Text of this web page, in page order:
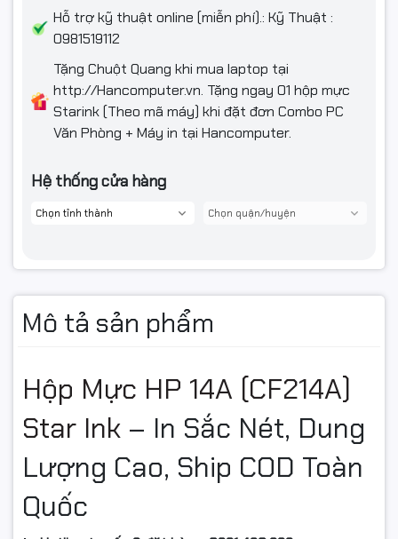
Hỗ trợ kỹ thuật online (miễn phí).: Kỹ Thuật :
0981519112
Tặng Chuột Quang khi mua laptop tại
http://Hancomputer.vn. Tặng ngay 01 hộp mực
Starink (Theo mã máy) khi đặt đơn Combo PC
Văn Phòng + Máy in tại Hancomputer.
Hệ thống cửa hàng
Mô tả sản phẩm
Hộp Mực HP 14A (CF214A)
Star Ink – In Sắc Nét, Dung
Lượng Cao, Ship COD Toàn
Quốc